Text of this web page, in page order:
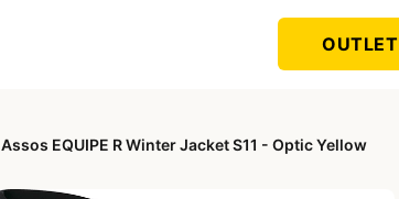
OUTLET
Assos EQUIPE R Winter Jacket S11 - Optic Yellow